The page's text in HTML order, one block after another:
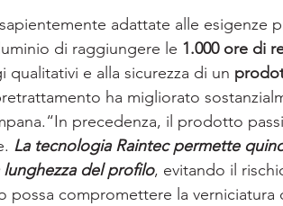
adattate alle esigenze
di raggiungere le 1.000 ore di
qualitativi e alla sicurezza di un
ha migliorato
precedenza, il prodotto
La tecnologia Raintec permette
del profilo, evitando il
possa compromettere la verniciatura